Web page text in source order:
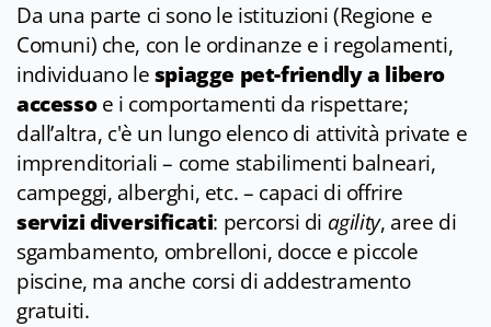
Da una parte ci sono le istituzioni (Regione e
Comuni) che, con le ordinanze e i regolamenti,
individuano lespiagge pet-friendly a libero
accessoe i comportamenti da rispettare;
dall’altra, c'è un lungo elenco di attività private e
imprenditoriali – come stabilimenti balneari,
campeggi, alberghi, etc. – capaci di offrire
servizi diversificati: percorsi di agility, aree di
sgambamento, ombrelloni, docce e piccole
piscine, ma anche corsi di addestramento
gratuiti.